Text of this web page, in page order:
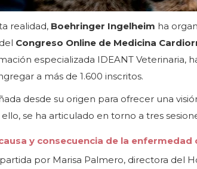
realidad, Boehringer Ingelheim ha
Congreso Online de Medicina
especializada IDEANT Veterinaria,
a más de 1.600 inscritos.
desde su origen para ofrecer una
se ha articulado en torno a tres
y consecuencia de la
por Marisa Palmero, directora del